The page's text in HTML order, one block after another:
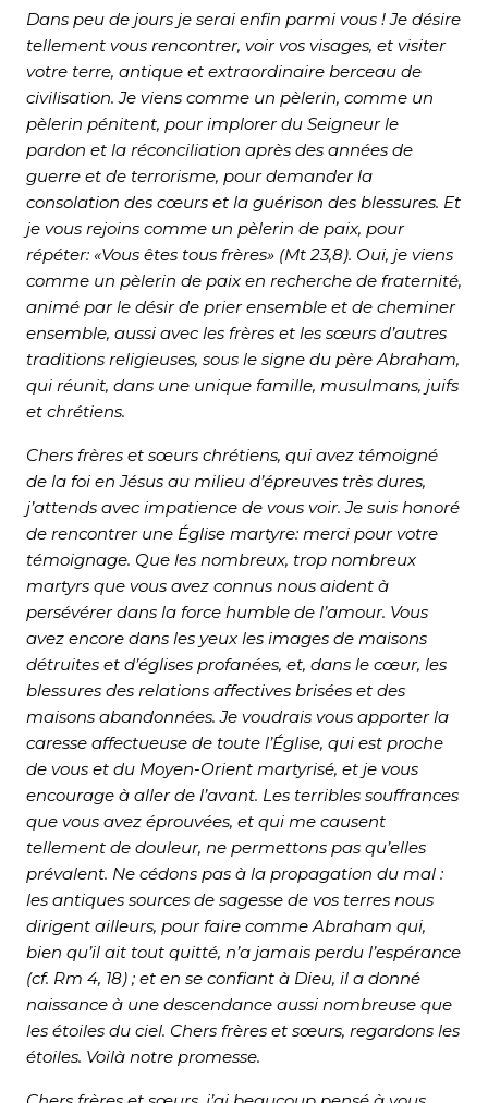
Dans peu de jours je serai enfin parmi vous ! Je désire
tellement vous rencontrer, voir vos visages, et visiter
votre terre, antique et extraordinaire berceau de
civilisation. Je viens comme un pèlerin, comme un
pèlerin pénitent, pour implorer du Seigneur le
pardon et la réconciliation après des années de
guerre et de terrorisme, pour demander la
consolation des cœurs et la guérison des blessures. Et
je vous rejoins comme un pèlerin de paix, pour
répéter: «Vous êtes tous frères» (Mt 23,8). Oui, je viens
comme un pèlerin de paix en recherche de fraternité,
animé par le désir de prier ensemble et de cheminer
ensemble, aussi avec les frères et les sœurs d’autres
traditions religieuses, sous le signe du père Abraham,
qui réunit, dans une unique famille, musulmans, juifs
et chrétiens.
Chers frères et sœurs chrétiens, qui avez témoigné
de la foi en Jésus au milieu d’épreuves très dures,
j’attends avec impatience de vous voir. Je suis honoré
de rencontrer une Église martyre: merci pour votre
témoignage. Que les nombreux, trop nombreux
martyrs que vous avez connus nous aident à
persévérer dans la force humble de l’amour. Vous
avez encore dans les yeux les images de maisons
détruites et d’églises profanées, et, dans le cœur, les
blessures des relations affectives brisées et des
maisons abandonnées. Je voudrais vous apporter la
caresse affectueuse de toute l’Église, qui est proche
de vous et du Moyen-Orient martyrisé, et je vous
encourage à aller de l’avant. Les terribles souffrances
que vous avez éprouvées, et qui me causent
tellement de douleur, ne permettons pas qu’elles
prévalent. Ne cédons pas à la propagation du mal :
les antiques sources de sagesse de vos terres nous
dirigent ailleurs, pour faire comme Abraham qui,
bien qu’il ait tout quitté, n’a jamais perdu l’espérance
(cf. Rm 4, 18) ; et en se confiant à Dieu, il a donné
naissance à une descendance aussi nombreuse que
les étoiles du ciel. Chers frères et sœurs, regardons les
étoiles. Voilà notre promesse.